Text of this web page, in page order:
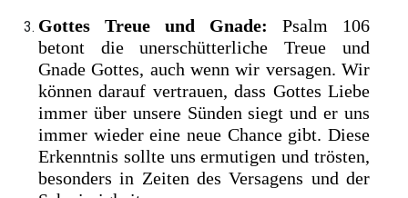
Gottes Treue und Gnade: Psalm 106
betont die unerschütterliche Treue und
Gnade Gottes, auch wenn wir versagen. Wir
können darauf vertrauen, dass Gottes Liebe
immer über unsere Sünden siegt und er uns
immer wieder eine neue Chance gibt. Diese
Erkenntnis sollte uns ermutigen und trösten,
besonders in Zeiten des Versagens und der